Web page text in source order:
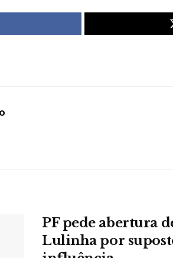
PF pede abertura
Lulinha por